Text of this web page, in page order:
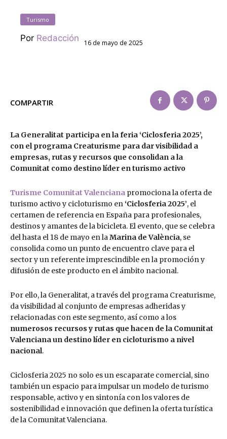
Turismo
Por Redacción 16 de mayo de 2025
COMPARTIR
La Generalitat participa en la feria ‘Ciclosferia 2025’,
con el programa Creaturisme para dar visibilidad a
empresas, rutas y recursos que consolidan a la
Comunitat como destino líder en turismo activo
Turisme Comunitat Valenciana promociona la oferta de
turismo activo y cicloturismo en ‘Ciclosferia 2025’, el
certamen de referencia en España para profesionales,
destinos y amantes de la bicicleta. El evento, que se celebra
del hasta el 18 de mayo en laMarina de València, se
consolida como un punto de encuentro clave para el
sector y un referente imprescindible en la promoción y
difusión de este producto en el ámbito nacional.
Por ello, la Generalitat, a través del programa Creaturisme,
da visibilidad al conjunto de empresas adheridas y
relacionadas con este segmento, así como a los
numerosos recursos y rutas que hacen de la Comunitat
Valenciana un destino líder en cicloturismo a nivel
nacional.
Ciclosferia 2025 no solo es un escaparate comercial, sino
también un espacio para impulsar un modelo de turismo
responsable, activo y en sintonía con los valores de
sostenibilidad e innovación que definen la oferta turística
de la Comunitat Valenciana.